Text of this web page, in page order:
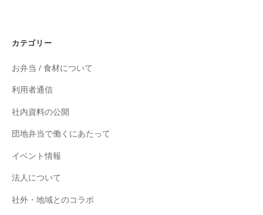
カテゴリー
お弁当 / 食材について
利用者通信
社内資料の公開
団地弁当で働くにあたって
イベント情報
法人について
社外・地域とのコラボ